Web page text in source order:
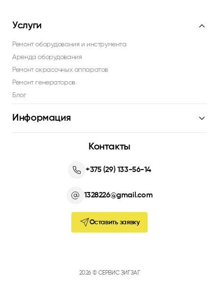
Услуги
Ремонт оборудования и инструмента
Аренда оборудования
Ремонт окрасочных аппаратов
Ремонт генераторов
Блог
Информация
Контакты
+375 (29) 133-56-14
1328226@gmail.com
Оставить заявку
2026 © СЕРВИС ЗИГЗАГ